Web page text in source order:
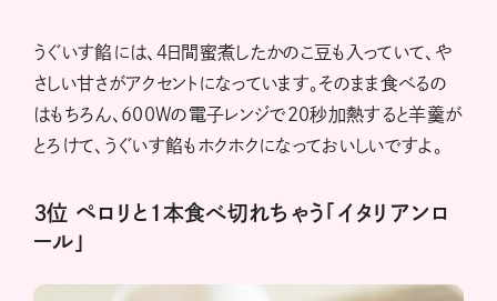
うぐいす餡には、４日間蜜煮したかのこ豆も入っていて、や
さしい甘さがアクセントになっています。そのまま食べるの
はもちろん、600Wの電子レンジで20秒加熱すると羊羹が
とろけて、うぐいす餡もホクホクになっておいしいですよ。
３位 ペロリと１本食べ切れちゃう「イタリアンロ
ール」